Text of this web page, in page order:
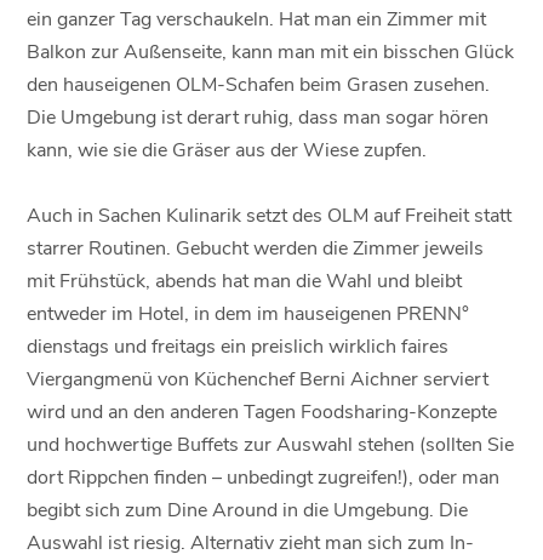
ein ganzer Tag verschaukeln. Hat man ein Zimmer mit
Balkon zur Außenseite, kann man mit ein bisschen Glück
den hauseigenen OLM-Schafen beim Grasen zusehen.
Die Umgebung ist derart ruhig, dass man sogar hören
kann, wie sie die Gräser aus der Wiese zupfen.
Auch in Sachen Kulinarik setzt des OLM auf Freiheit statt
starrer Routinen. Gebucht werden die Zimmer jeweils
mit Frühstück, abends hat man die Wahl und bleibt
entweder im Hotel, in dem im hauseigenen PRENN°
dienstags und freitags ein preislich wirklich faires
Viergangmenü von Küchenchef Berni Aichner serviert
wird und an den anderen Tagen Foodsharing-Konzepte
und hochwertige Buffets zur Auswahl stehen (sollten Sie
dort Rippchen finden – unbedingt zugreifen!), oder man
begibt sich zum Dine Around in die Umgebung. Die
Auswahl ist riesig. Alternativ zieht man sich zum In-